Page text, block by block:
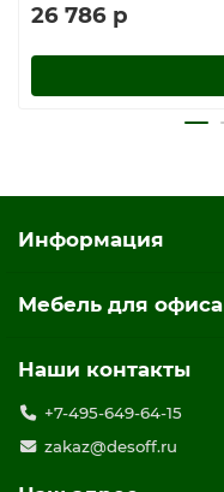
26 786 р
Информация
Мебель для офиса
Наши контакты
+7-495-649-64-15
zakaz@desoff.ru